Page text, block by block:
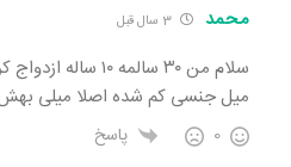
محمد 3 سال قبل
سلام من ۳۰ سالمه ۱۰
میل جنسی کم شده اصلا میلی بهش
0 پاسخ